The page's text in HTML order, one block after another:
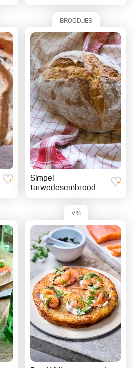
BROODJES
Simpel
tarwedesembrood
VIS